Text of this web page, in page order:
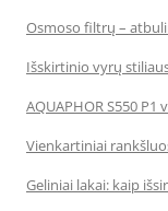
Osmoso filtrų –
Išskirtinio vyrų
AQUAPHOR S550
Vienkartiniai
Geliniai lakai: kaip